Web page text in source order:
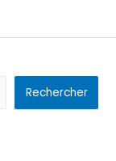
Rechercher